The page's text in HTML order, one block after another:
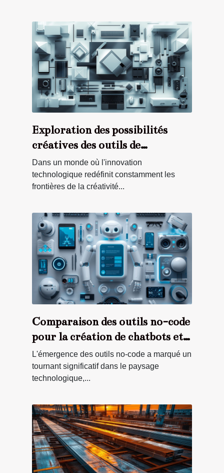
Exploration des possibilités
créatives des outils de
génération d'images et logos
assistés par IA
Dans un monde où l'innovation
technologique redéfinit constamment les
frontières de la créativité...
Comparaison des outils no-code
pour la création de chatbots et
leur impact sur le service client
L'émergence des outils no-code a marqué un
tournant significatif dans le paysage
technologique,...